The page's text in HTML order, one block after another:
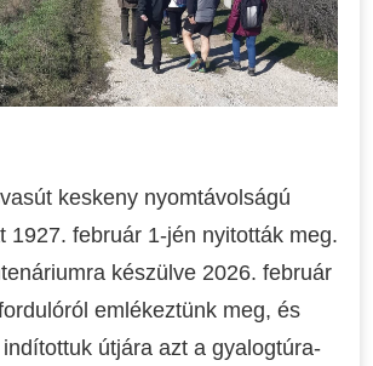
keskeny nyomtávolságú
1927. február 1-jén nyitották meg.
készülve 2026. február
emlékeztünk meg, és
útjára azt a gyalogtúra-